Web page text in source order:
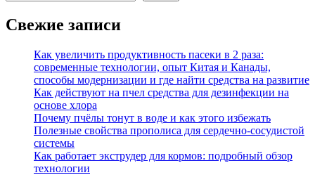
Свежие записи
Как увеличить продуктивность пасеки в 2 раза:
современные технологии, опыт Китая и Канады,
способы модернизации и где найти средства на развитие
Как действуют на пчел средства для дезинфекции на
основе хлора
Почему пчёлы тонут в воде и как этого избежать
Полезные свойства прополиса для сердечно-сосудистой
системы
Как работает экструдер для кормов: подробный обзор
технологии